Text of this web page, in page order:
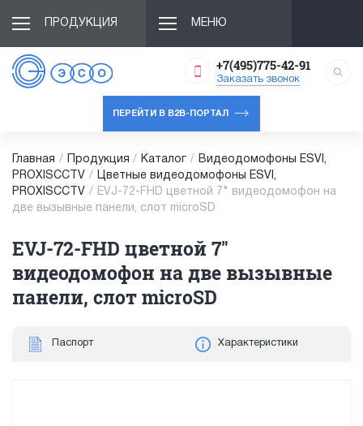
ПРОДУКЦИЯ МЕНЮ
+7(495)775-42-91
Заказать звонок
ПЕРЕЙТИ В B2B-ПОРТАЛ
Главная / Продукция / Каталог /
Видеодомофоны ESVI,
PROXISCCTV /
Цветные видеодомофоны ESVI,
PROXISCCTV /
EVJ-72-FHD цветной 7" видеодомофон на
две вызывные панели, слот microSD
EVJ-72-FHD цветной 7"
видеодомофон на две вызывные
панели, слот microSD
Паспорт Характеристики